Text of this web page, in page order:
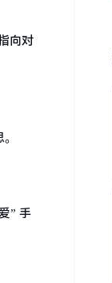
向对
” 手